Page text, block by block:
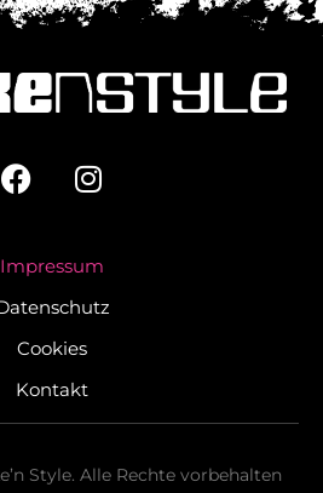
Impressum
Cookies
Kontakt
Style. Alle Rechte vorbehalten